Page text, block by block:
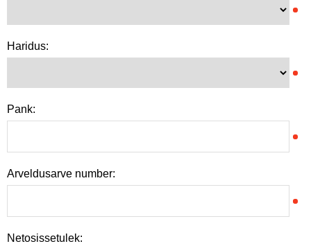
Haridus:
Pank:
Arveldusarve number:
Netosissetulek: